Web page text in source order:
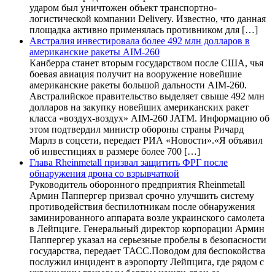
ударом был уничтожен объект транспортно-
логистической компании Delivery. Известно, что данная
площадка активно применялась противником для […]
Австралия инвестировала более 492 млн долларов в
американские ракеты AIM-260
Канберра станет вторым государством после США, чья
боевая авиация получит на вооружение новейшие
американские ракеты большой дальности AIM-260.
Австралийское правительство выделяет свыше 492 млн
долларов на закупку новейших американских ракет
класса «воздух-воздух» AIM-260 JATM. Информацию об
этом подтвердил министр обороны страны Ричард
Марлз в соцсети, передает РИА «Новости».«Я объявил
об инвестициях в размере более 700 […]
Глава Rheinmetall призвал защитить ФРГ после
обнаружения дрона со взрывчаткой
Руководитель оборонного предприятия Rheinmetall
Армин Паппергер призвал срочно улучшить систему
противодействия беспилотникам после обнаружения
заминированного аппарата возле украинского самолета
в Лейпциге. Генеральный директор корпорации Армин
Паппергер указал на серьезные пробелы в безопасности
государства, передает ТАСС.Поводом для беспокойства
послужил инцидент в аэропорту Лейпцига, где рядом с